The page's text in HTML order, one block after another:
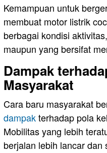
Kemampuan untuk
membuat motor listrik
berbagai kondisi
maupun yang bersifat
Dampak
Masyarakat
Cara baru masyarakat
dampakterhadap pola
Mobilitas yang lebih
berjalan lebih lancar